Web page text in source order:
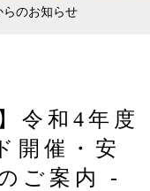
らのお知らせ
令和4年度
開催・安
ご案内 -